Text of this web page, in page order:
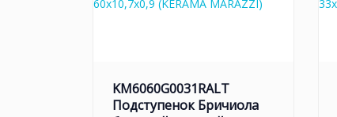
KM6060G0031RALT
Подступенок Бричиола